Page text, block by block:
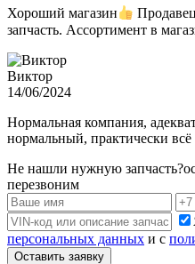
Хороший магазин
запчасть. Ассортимент в
Виктор
14/06/2024
Нормальная компания,
нормальный, практически
Не нашли нужную запчасть?
перезвоним
персональных данных и с
Оставить заявку